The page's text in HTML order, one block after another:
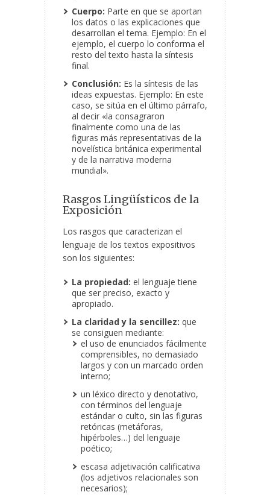
Cuerpo: Parte en que se aportan
los datos o las explicaciones que
desarrollan el tema. Ejemplo: En el
ejemplo, el cuerpo lo conforma el
resto del texto hasta la síntesis
final.
Conclusión: Es la síntesis de las
ideas expuestas. Ejemplo: En este
caso, se sitúa en el último párrafo,
al decir «la consagraron
finalmente como una de las
figuras más representativas de la
novelística británica experimental
y de la narrativa moderna
mundial».
Rasgos Lingüísticos de la
Exposición
Los rasgos que caracterizan el
lenguaje de los textos expositivos
son los siguientes:
La propiedad: el lenguaje tiene
que ser preciso, exacto y
apropiado.
La claridad y la sencillez: que
se consiguen mediante:
el uso de enunciados fácilmente
comprensibles, no demasiado
largos y con un marcado orden
interno;
un léxico directo y denotativo,
con términos del lenguaje
estándar o culto, sin las figuras
retóricas (metáforas,
hipérboles…) del lenguaje
poético;
escasa adjetivación calificativa
(los adjetivos relacionales son
necesarios);